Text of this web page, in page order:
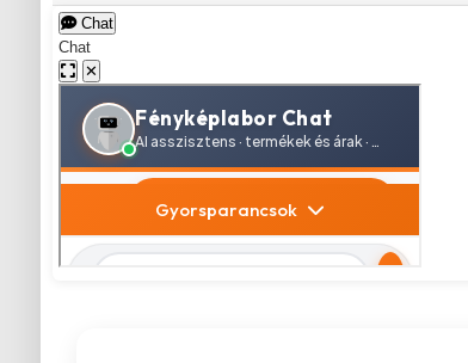
Chat
Chat
✕